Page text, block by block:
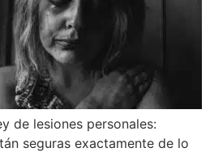
de lesiones personales:
seguras exactamente de lo